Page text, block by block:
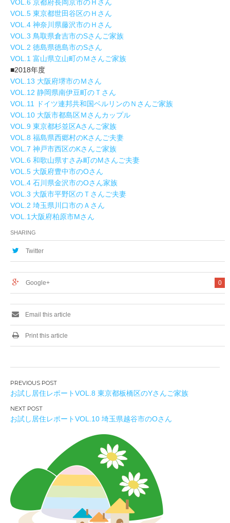
VOL.6 京都府長岡京市のＨさん
VOL.5 東京都世田谷区のＨさん
VOL.4 神奈川県藤沢市のＨさん
VOL.3 鳥取県倉吉市のSさんご家族
VOL.2 徳島県徳島市のSさん
VOL.1 富山県立山町のＭさんご家族
■2018年度
VOL.13 大阪府堺市のＭさん
VOL.12 静岡県南伊豆町のＴさん
VOL.11 ドイツ連邦共和国ベルリンのＮさんご家族
VOL.10 大阪市都島区Ｍさんカップル
VOL.9 東京都杉並区Aさんご家族
VOL.8 福島県西郷村のKさんご夫妻
VOL.7 神戸市西区のKさんご家族
VOL.6 和歌山県すさみ町のMさんご夫妻
VOL.5 大阪府豊中市のOさん
VOL.4 石川県金沢市のOさん家族
VOL.3 大阪市平野区のＴさんご夫妻
VOL.2 埼玉県川口市のＡさん
VOL.1大阪府柏原市Mさん
SHARING
Twitter
0
Google+
Email this article
Print this article
投
稿
ナ
ビ
ョ
ン
お試し居住レポートVOL.8 東京都板橋区のYさんご家族
お試し居住レポートVOL.10 埼玉県越谷市のOさん